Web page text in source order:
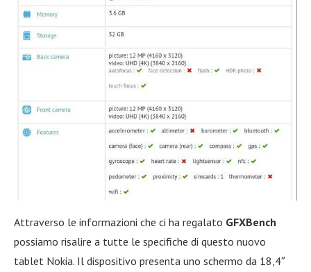
Attraverso le informazioni che ci ha regalato GFXBench
possiamo risalire a tutte le specifiche di questo nuovo
tablet Nokia. Il dispositivo presenta uno schermo da 18,4″